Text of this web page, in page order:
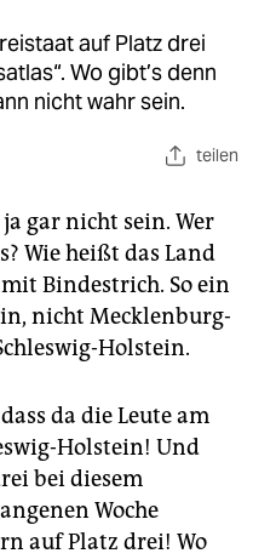
auf Platz drei
Wo gibt’s denn
nicht wahr sein.​
teilen
gar nicht sein. Wer
Wie heißt das Land
Bindestrich. So ein
nicht Mecklenburg-
Holstein.
da die Leute am
Holstein! Und
bei diesem
Woche
auf Platz drei! Wo